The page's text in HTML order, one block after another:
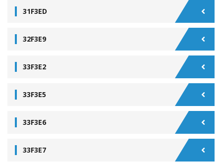
31F3ED
32F3E9
33F3E2
33F3E5
33F3E6
33F3E7